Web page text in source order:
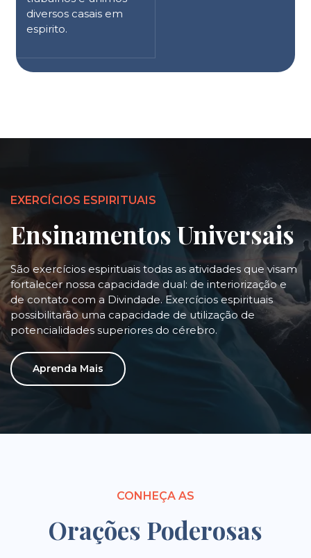
diversos casais em
espirito.
EXERCÍCIOS ESPIRITUAIS
Ensinamentos Universais
São exercícios espirituais todas as atividades que visam
fortalecer nossa capacidade dual: de interiorização e
de contato com a Divindade. Exercícios espirituais
possibilitarão uma capacidade de utilização de
potencialidades superiores do cérebro.
Aprenda Mais
CONHEÇA AS
Orações Poderosas